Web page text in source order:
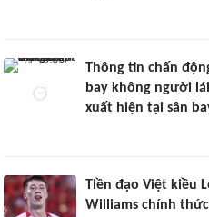
Thông tin chấn
bay không người
xuất hiện tại sân
Tiền đạo Việt kiều
Williams chính